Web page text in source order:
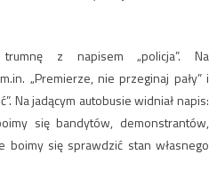
z napisem „policja”. Na
„Premierze, nie przeginaj pały” i
Na jadącym autobusie widniał napis:
się bandytów, demonstrantów,
boimy się sprawdzić stan własnego